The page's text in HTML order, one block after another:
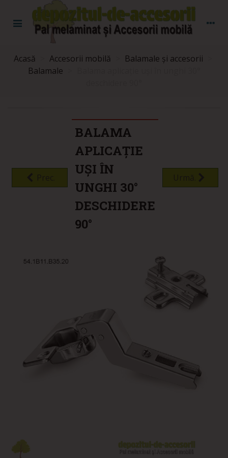
Acasă Accesorii mobilă Balamale și accesorii
Balamale
BALAMA
APLICAȚIE
UȘI ÎN
UNGHI 30°
DESCHIDERE
90°